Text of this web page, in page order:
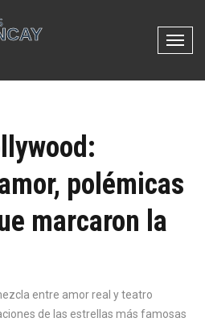
N
v
i
ó
l
polémicas
marcaron la
entre amor real y teatro
de las estrellas más famosas